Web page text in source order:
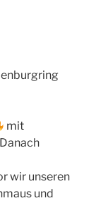
mit
wir unseren
und